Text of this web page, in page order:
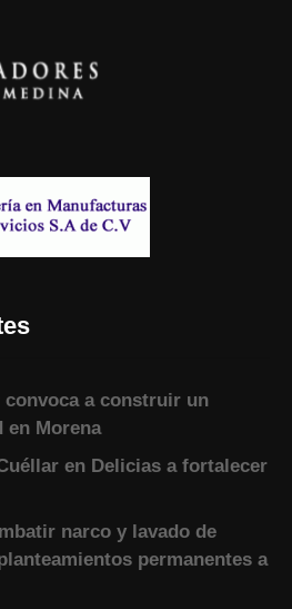
convoca a construir un
en Morena
en Delicias a fortalecer
narco y lavado de
permanentes a